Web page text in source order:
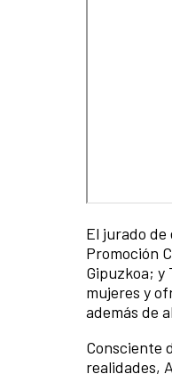
El jurado
Promoción
Gipuzkoa; y
mujeres y
además de
Consciente
realidades,